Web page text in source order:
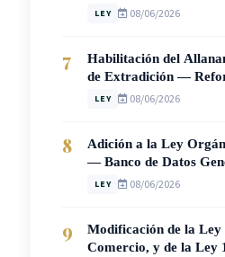
Sostenible en Costa
LEY 08/06/2026
7
Habilitación del
de Extradición —
Extradición N° 4795
LEY 08/06/2026
8
Adición a la Ley
— Banco de Datos
Condenadas por
LEY 08/06/2026
9
Modificación de la Ley
Comercio, y de la Ley